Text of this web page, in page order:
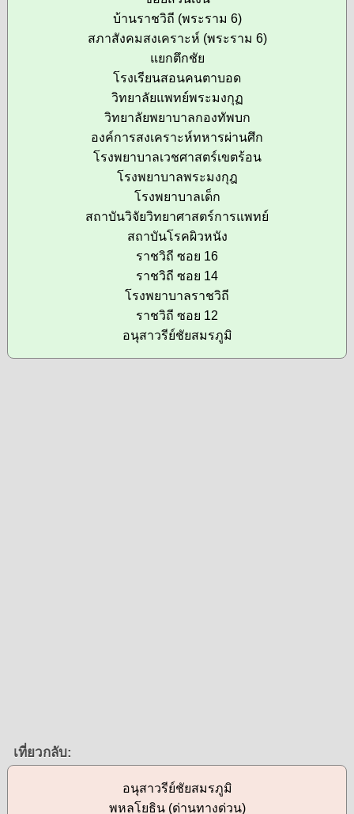
บ้านราชวิถี (พระราม 6)
สภาสังคมสงเคราะห์ (พระราม 6)
แยกตึกชัย
โรงเรียนสอนคนตาบอด
วิทยาลัยแพทย์พระมงกุฏ
วิทยาลัยพยาบาลกองทัพบก
องค์การสงเคราะห์ทหารผ่านศึก
โรงพยาบาลเวชศาสตร์เขตร้อน
โรงพยาบาลพระมงกุฎ
โรงพยาบาลเด็ก
สถาบันวิจัยวิทยาศาสตร์การแพทย์
สถาบันโรคผิวหนัง
ราชวิถี ซอย 16
ราชวิถี ซอย 14
โรงพยาบาลราชวิถี
ราชวิถี ซอย 12
อนุสาวรีย์ชัยสมรภูมิ
เที่ยวกลับ:
อนุสาวรีย์ชัยสมรภูมิ
พหลโยธิน (ด่านทางด่วน)